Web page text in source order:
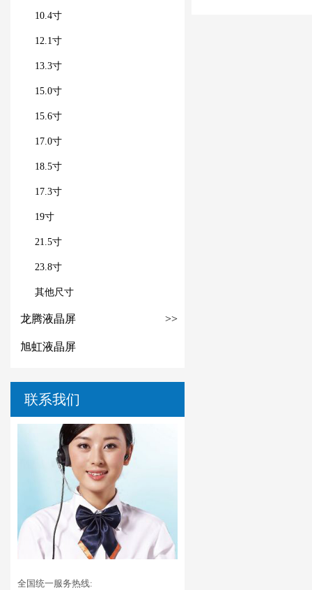
10.4寸
12.1寸
13.3寸
15.0寸
15.6寸
17.0寸
18.5寸
17.3寸
19寸
21.5寸
23.8寸
其他尺寸
龙腾液晶屏 >>
旭虹液晶屏
联系我们
全国统一服务热线: